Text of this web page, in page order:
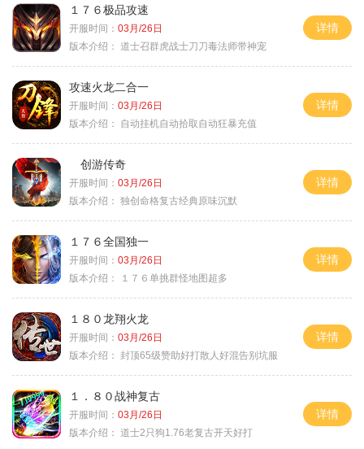
１７６极品攻速
开服时间： 03月/26日
版本介绍： 道士召群虎战士刀刀毒法师带神宠
详情
攻速火龙二合一
开服时间： 03月/26日
版本介绍：
自动挂机自动拾取自动狂暴充值
详情
创游传奇
开服时间： 03月/26日
版本介绍： 独创命格复古经典原味沉默
详情
１７６全国独一
开服时间： 03月/26日
版本介绍：
１７６单挑群怪地图超多
详情
１８０龙翔火龙
开服时间： 03月/26日
版本介绍： 封顶65级赞助好打散人好混告别坑服
详情
１．８０战神复古
开服时间： 03月/26日
版本介绍： 道士2只狗1.76老复古开天好打
详情